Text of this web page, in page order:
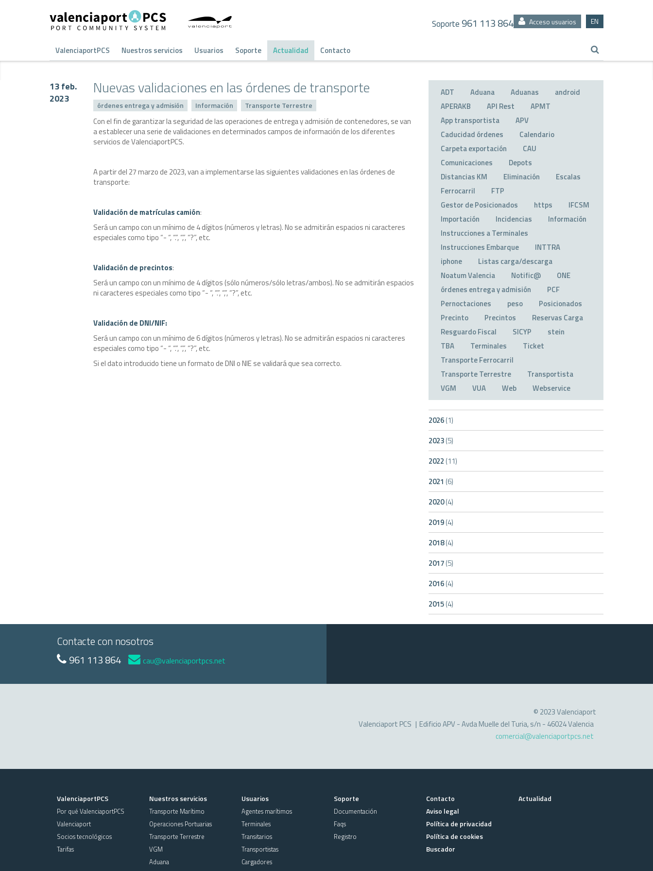
Soporte 961 113 864 Acceso usuarios EN
ValenciaportPCS Nuestros servicios Usuarios Soporte Actualidad Contacto
13 feb.
2023
Nuevas validaciones en las órdenes de transporte
órdenes entrega y admisión Información Transporte Terrestre
Con el fin de garantizar la seguridad de las operaciones de entrega y admisión de contenedores, se van
a establecer una serie de validaciones en determinados campos de información de los diferentes
servicios de ValenciaportPCS.
A partir del 27 marzo de 2023, van a implementarse las siguientes validaciones en las órdenes de
transporte:
Validación de matrículas camión:
Será un campo con un mínimo de 4 dígitos (números y letras). No se admitirán espacios ni caracteres
especiales como tipo “- “, “.”, “,”, “?”, etc.
Validación de precintos:
Será un campo con un mínimo de 4 dígitos (sólo números/sólo letras/ambos). No se admitirán espacios
ni caracteres especiales como tipo “- “, “.”, “,”, “?”, etc.
Validación de DNI/NIF:
Será un campo con un mínimo de 6 dígitos (números y letras). No se admitirán espacios ni caracteres
especiales como tipo “- “, “.”, “,”, “?”, etc.
Si el dato introducido tiene un formato de DNI o NIE se validará que sea correcto.
ADT Aduana Aduanas
android
APERAKB
API Rest
APMT
App transportista
APV
Caducidad órdenes
Calendario
Carpeta exportación
CAU
Comunicaciones
Depots
Distancias KM
Eliminación
Escalas
Ferrocarril
FTP
Gestor de Posicionados
https
IFCSM
Importación
Incidencias
Información
Instrucciones a Terminales
Instrucciones Embarque
INTTRA
iphone
Listas carga/descarga
Noatum Valencia
Notific@
ONE
órdenes entrega y admisión
PCF
Pernoctaciones
peso
Posicionados
Precinto
Precintos
Reservas Carga
Resguardo Fiscal
SICYP
stein
TBA
Terminales
Ticket
Transporte Ferrocarril
Transporte Terrestre
Transportista
VGM
VUA Web Webservice
2026(1)
2023(5)
2022 (11)
2021 (6)
2020(4)
2019(4)
2018(4)
2017(5)
2016(4)
2015(4)
Contacte con nosotros
961 113 864 cau@valenciaportpcs.net
© 2023 Valenciaport
Valenciaport PCS
Edificio APV - Avda Muelle del Turia, s/n - 46024 Valencia
comercial@valenciaportpcs.net
ValenciaportPCS
Por qué ValenciaportPCS
Valenciaport
Socios tecnológicos
Tarifas
Nuestros servicios
Transporte Marítimo
Operaciones Portuarias
Transporte Terrestre
VGM
Aduana
Usuarios
Agentes marítimos
Terminales
Transitarios
Transportistas
Cargadores
Soporte
Documentación
Faqs
Registro
Contacto
Actualidad
Aviso legal
Política de privacidad
Política de cookies
Buscador